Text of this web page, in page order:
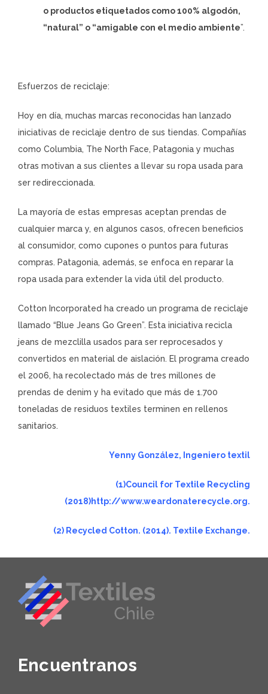
o productos etiquetados como 100% algodón,
“natural” o “amigable con el medio ambiente”.
Esfuerzos de reciclaje:
Hoy en día, muchas marcas reconocidas han lanzado
iniciativas de reciclaje dentro de sus tiendas. Compañías
como Columbia, The North Face, Patagonia y muchas
otras motivan a sus clientes a llevar su ropa usada para
ser redireccionada.
La mayoría de estas empresas aceptan prendas de
cualquier marca y, en algunos casos, ofrecen beneficios
al consumidor, como cupones o puntos para futuras
compras. Patagonia, además, se enfoca en reparar la
ropa usada para extender la vida útil del producto.
Cotton Incorporated ha creado un programa de reciclaje
llamado “Blue Jeans Go Green”. Esta iniciativa recicla
jeans de mezclilla usados para ser reprocesados y
convertidos en material de aislación. El programa creado
el 2006, ha recolectado más de tres millones de
prendas de denim y ha evitado que más de 1.700
toneladas de residuos textiles terminen en rellenos
sanitarios.
Yenny González, Ingeniero textil
(1)Council for Textile Recycling
(2018)http://www.weardonaterecycle.org.
(2) Recycled Cotton. (2014). Textile Exchange.
Encuentranos